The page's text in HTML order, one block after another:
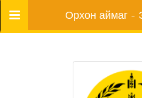
Цэс Орхон аймаг -